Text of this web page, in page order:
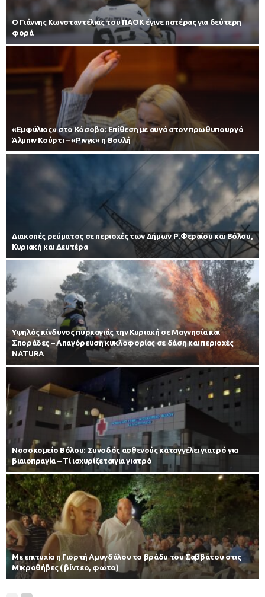
Ο Γιάννης Κωνσταντέλιας του ΠΑΟΚ έγινε πατέρας για δεύτερη
φορά
«Εμφύλιος» στο Κόσοβο: Επίθεση με αυγά στον πρωθυπουργό
Άλμπιν Κούρτι – «Ρινγκ» η Βουλή
Διακοπές ρεύματος σε περιοχές των Δήμων Ρ.Φεραίου και Βόλου,
Κυριακή και Δευτέρα
Υψηλός κίνδυνος πυρκαγιάς την Κυριακή σε Μαγνησία και
Σποράδες – Απαγόρευση κυκλοφορίας σε δάση και περιοχές
NATURA
Νοσοκομείο Βόλου: Συνοδός ασθενούς καταγγέλει γιατρό για
βιαιοπραγία – Τί ισχυρίζεταιγια γιατρό
Με επιτυχία η Γιορτή Αμυγδάλου το βράδυ του Σαββάτου στις
Μικροθήβες ( βίντεο, φωτο)